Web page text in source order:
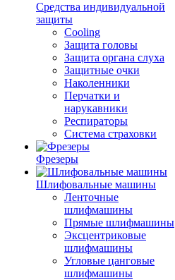
Средства индивидуальной
защиты
Cooling
Защита головы
Защита органа слуха
Защитные очки
Наколенники
Перчатки и
нарукавники
Респираторы
Система страховки
Фрезеры
Шлифовальные машины
Ленточные
шлифмашины
Прямые шлифмашины
Эксцентриковые
шлифмашины
Угловые цанговые
шлифмашины